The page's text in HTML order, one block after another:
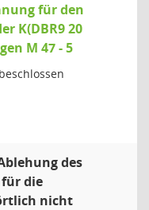
für den
K(DBR9 20
M 47 - 5
des
die
nicht